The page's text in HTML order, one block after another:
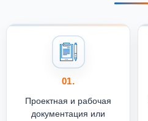
01.
Проектная и рабочая
документация или